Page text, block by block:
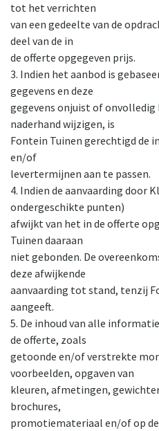
tot het verrichten
van een gedeelte van de
deel van de in
de offerte opgegeven prijs.
3. Indien het aanbod is
gegevens en deze
gegevens onjuist of
naderhand wijzigen, is
Fontein Tuinen gerechtigd de
en/of
levertermijnen aan te passen.
4. Indien de aanvaarding door
ondergeschikte punten)
afwijkt van het in de offerte
Tuinen daaraan
niet gebonden. De
deze afwijkende
aanvaarding tot stand, tenzij
aangeeft.
5. De inhoud van alle
de offerte, zoals
getoonde en/of verstrekte
voorbeelden, opgaven van
kleuren, afmetingen,
brochures,
promotiemateriaal en/of op